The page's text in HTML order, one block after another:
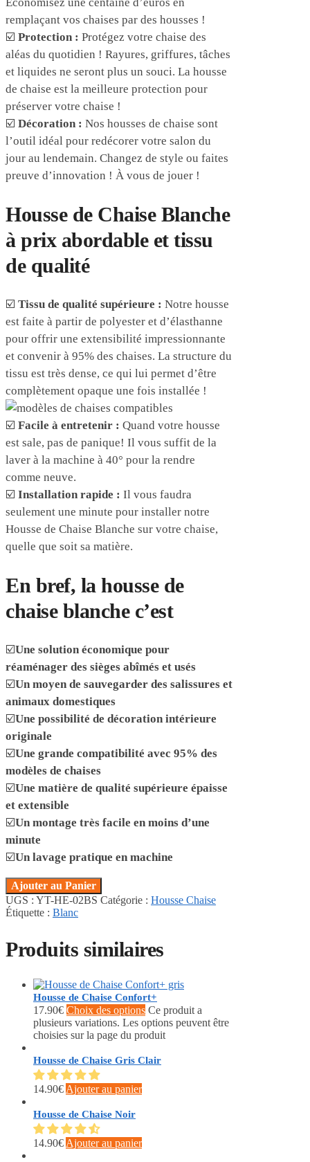
remplaçant vos chaises par des housses !
☑️ Protection : Protégez votre chaise des
aléas du quotidien ! Rayures, griffures, tâches
et liquides ne seront plus un souci. La housse
de chaise est la meilleure protection pour
préserver votre chaise !
☑️ Décoration : Nos housses de chaise sont
l’outil idéal pour redécorer votre salon du
jour au lendemain. Changez de style ou faites
preuve d’innovation ! À vous de jouer !
Housse de Chaise Blanche
à prix abordable et tissu
de qualité
☑️ Tissu de qualité supérieure : Notre housse
est faite à partir de polyester et d’élasthanne
pour offrir une extensibilité impressionnante
et convenir à 95% des chaises. La structure du
tissu est très dense, ce qui lui permet d’être
complètement opaque une fois installée !
☑️ Facile à entretenir : Quand votre housse
est sale, pas de panique! Il vous suffit de la
laver à la machine à 40° pour la rendre
comme neuve.
☑️ Installation rapide : Il vous faudra
seulement une minute pour installer notre
Housse de Chaise Blanche sur votre chaise,
quelle que soit sa matière.
En bref, la housse de
chaise blanche c’est
☑️Une solution économique pour
réaménager des sièges abîmés et usés
☑️Un moyen de sauvegarder des salissures et
animaux domestiques
☑️Une possibilité de décoration intérieure
originale
☑️Une grande compatibilité avec 95% des
modèles de chaises
☑️Une matière de qualité supérieure épaisse
et extensible
☑️Un montage très facile en moins d’une
minute
☑️Un lavage pratique en machine
Ajouter au Panier
UGS : YT-HE-02BS Catégorie : Housse Chaise
Étiquette : Blanc
Produits similaires
Housse de Chaise Confort+
17.90€ Choix des options Ce produit a
plusieurs variations. Les options peuvent être
choisies sur la page du produit
Housse de Chaise Gris Clair
14.90€Ajouter au panier
Housse de Chaise Noir
14.90€Ajouter au panier